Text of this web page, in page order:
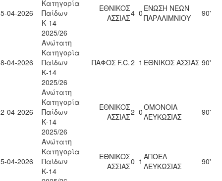
04-2026
Κατηγορία
Παίδων
Κ-14
2025/26
ΕΘΝΙΚΟΣ
ΑΣΣΙΑΣ4 0 ΕΝΩΣΗ ΝΕΩΝ
ΠΑΡΑΛΙΜΝΙΟΥ
90'
04-2026
Ανώτατη
Κατηγορία
Παίδων
Κ-14
2025/26
ΠΑΦΟΣ F.C.2 1 ΕΘΝΙΚΟΣ ΑΣΣΙΑΣ 90'
04-2026
Ανώτατη
Κατηγορία
Παίδων
Κ-14
2025/26
ΕΘΝΙΚΟΣ
ΑΣΣΙΑΣ2 0ΟΜΟΝΟΙΑ
ΛΕΥΚΩΣΙΑΣ
90'
04-2026
Ανώτατη
Κατηγορία
Παίδων
Κ-14
ΕΘΝΙΚΟΣ
ΑΣΣΙΑΣ0 1 ΑΠΟΕΛ
ΛΕΥΚΩΣΙΑΣ
90'